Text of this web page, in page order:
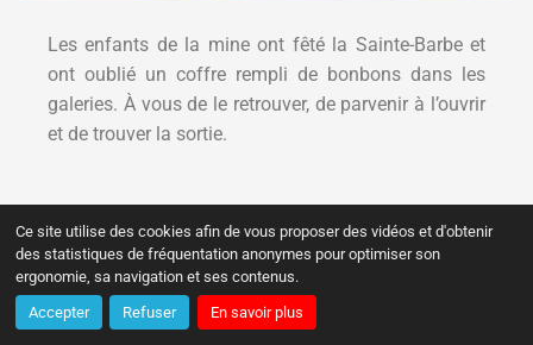
Ce site utilise des cookies afin de vous proposer des vidéos et d'obtenir
des statistiques de fréquentation anonymes pour optimiser son
ergonomie, sa navigation et ses contenus.
Accepter Refuser En savoir plus
Les enfants de la mine ont fêté la Sainte-Barbe et
ont oublié un coffre rempli de bonbons dans les
galeries. À vous de le retrouver, de parvenir à l’ouvrir
et de trouver la sortie.
Formule anniversaire « chasse au
trésor » : 10€/enfant.
Chasse au trésor dans les galeries de la Mine